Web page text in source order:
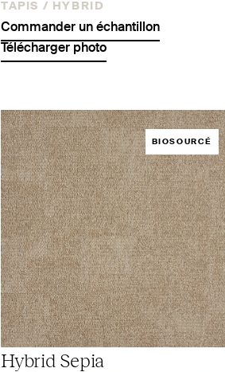
TAPIS / HYBRID
Commander un échantillon
Télécharger photo
BIOSOURCÉ
Hybrid Sepia